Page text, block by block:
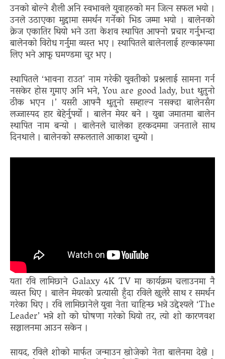
उनको बोल्ने शैली अनि स्वभावले युवाहरुको मन जित्न सफल भयो ।
उनले उठाएका मुद्दामा समर्थन गर्नेको भिड जम्मा भयो । बालेनको
क्रेज एकातिर थियो भने उता केशव स्थापित आफ्नो प्रचार गर्नुभन्दा
बालेनको विरोध गर्नुमा व्यस्त भए । स्थापितले बालेनलाई हल्कारूपमा
लिए भने आफू घमण्डमा चुर भए ।
स्थापितले ‘भावना राउत’ नाम गरेकी युवतीको प्रश्नलाई सामना गर्न
नसकेर होस गुमाए अनि भने, You are good lady, but थुतुनो
ठीक भएन ।’ यसरी आफ्नै थुतुनो सम्हाल्न नसक्दा बालेनसँग
लज्जास्पद हार बेहेर्नुपर्यो । बालेन मेयर बने । युबा जमातमा बालेन
स्थापित नाम बन्यो । बालेनले चालेका हरकदममा जनताले साथ
दिनथाले । बालेनको सफलताले आकाश चुम्यो ।
यता रवि लामिछाने Galaxy 4K TV मा कार्यक्रम चलाउनमा नै
व्यस्त थिए । बालेन मेयरको प्रत्यासी हुँदा रविले खुलेरै साथ र समर्थन
गरेका थिए । रवि लामिछानेले युवा नेता चाहिन्छ भन्ने उद्देश्यले ‘The
Leader’ भन्ने शो को घोषणा गरेको थियो तर, त्यो शो कारणवश
सञ्चालनमा आउन सकेन ।
सायद, रविले शोको मार्फत जन्माउन खोजेको नेता बालेनमा देखे ।